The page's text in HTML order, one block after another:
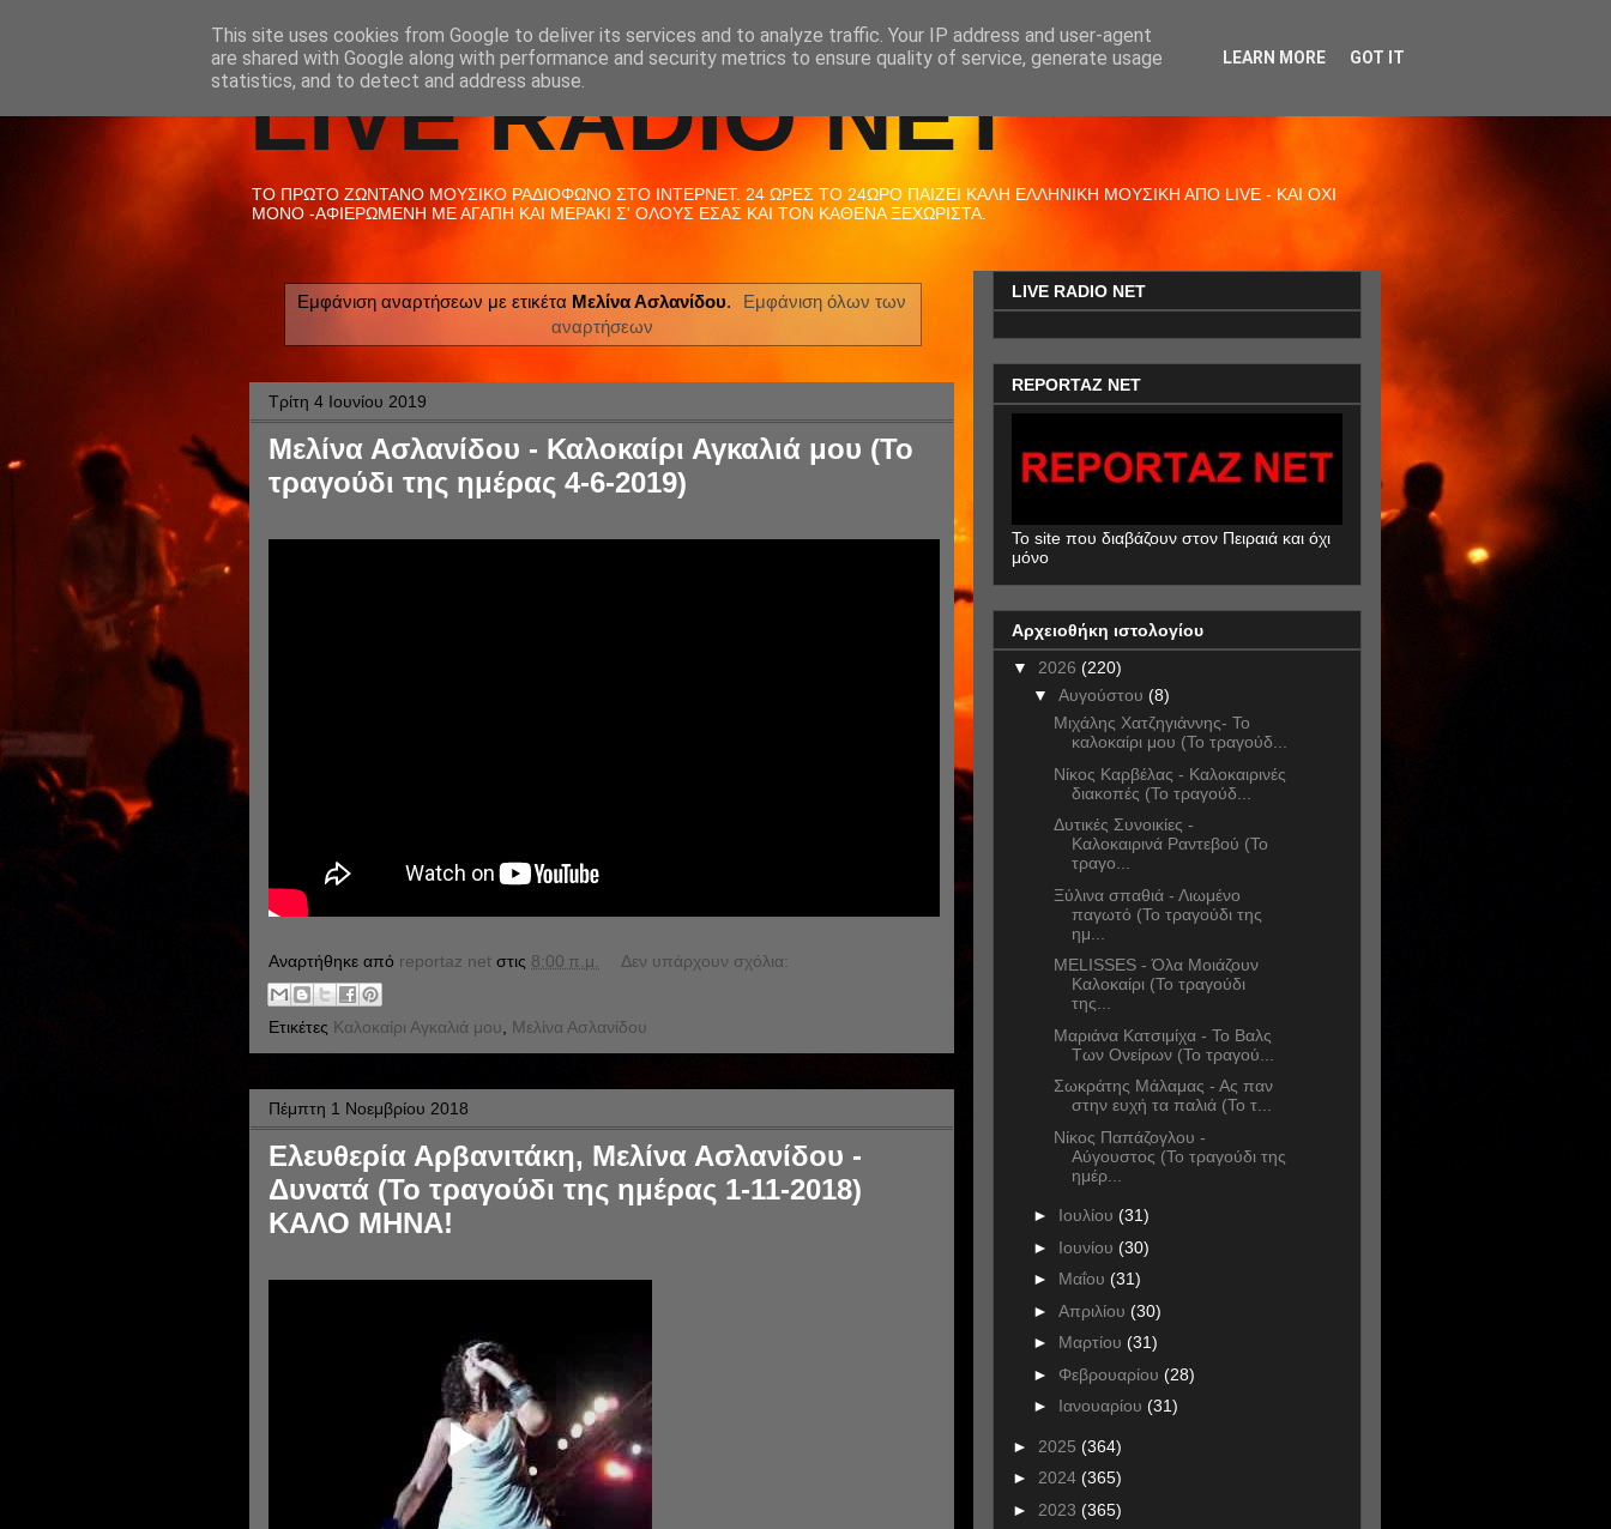
LIVE RADIO NET
ΤΟ ΠΡΩΤΟ ΖΩΝΤΑΝΟ ΜΟΥΣΙΚΟ ΡΑΔΙΟΦΩΝΟ ΣΤΟ ΙΝΤΕΡΝΕΤ. 24 ΩΡΕΣ ΤΟ 24ΩΡΟ ΠΑΙΖΕΙ ΚΑΛΗ ΕΛΛΗΝΙΚΗ ΜΟΥΣΙΚΗ ΑΠΟ LIVE - ΚΑΙ ΟΧΙ
ΜΟΝΟ -ΑΦΙΕΡΩΜΕΝΗ ΜΕ ΑΓΑΠΗ ΚΑΙ ΜΕΡΑΚΙ Σ' ΟΛΟΥΣ ΕΣΑΣ ΚΑΙ ΤΟΝ ΚΑΘΕΝΑ ΞΕΧΩΡΙΣΤΑ.
Εμφάνιση αναρτήσεων με ετικέτα Μελίνα Ασλανίδου.
Εμφάνιση όλων των
αναρτήσεων
Τρίτη 4 Ιουνίου 2019
Μελίνα Ασλανίδου - Καλοκαίρι Αγκαλιά μου (Το
τραγούδι της ημέρας 4-6-2019)
Αναρτήθηκε από reportaz net στις 8:00 π.μ. Δεν υπάρχουν σχόλια:
Ετικέτες Καλοκαίρι Αγκαλιά μου, Μελίνα Ασλανίδου
Πέμπτη 1 Νοεμβρίου 2018
Ελευθερία Αρβανιτάκη, Μελίνα Ασλανίδου -
Δυνατά (Το τραγούδι της ημέρας 1-11-2018)
ΚΑΛΟ ΜΗΝΑ!
LIVE RADIO NET
REPORTAZ NET
To site που διαβάζουν στον Πειραιά και όχι
μόνο
Αρχειοθήκη ιστολογίου
▼ 2026 (220)
▼ Αυγούστου (8)
Μιχάλης Χατζηγιάννης- Το
καλοκαίρι μου (Το τραγούδ...
Νίκος Καρβέλας - Καλοκαιρινές
διακοπές (Το τραγούδ...
Δυτικές Συνοικίες -
Καλοκαιρινά Ραντεβού (Το
τραγο...
Ξύλινα σπαθιά - Λιωμένο
παγωτό (Το τραγούδι της
ημ...
MELISSES - Όλα Μοιάζουν
Καλοκαίρι (Το τραγούδι
της...
Μαριάνα Κατσιμίχα - Το Βαλς
Των Ονείρων (Το τραγού...
Σωκράτης Μάλαμας - Ας παν
στην ευχή τα παλιά (Το τ...
Νίκος Παπάζογλου -
Αύγουστος (Το τραγούδι της
ημέρ...
► Ιουλίου (31)
► Ιουνίου (30)
► Μαΐου (31)
► Απριλίου (30)
► Μαρτίου (31)
► Φεβρουαρίου (28)
► Ιανουαρίου (31)
► 2025 (364)
► 2024 (365)
► 2023 (365)
This site uses cookies from Google to deliver its services and to analyze traffic. Your IP address and user-agent
are shared with Google along with performance and security metrics to ensure quality of service, generate usage
statistics, and to detect and address abuse.
LEARN MORE GOT IT